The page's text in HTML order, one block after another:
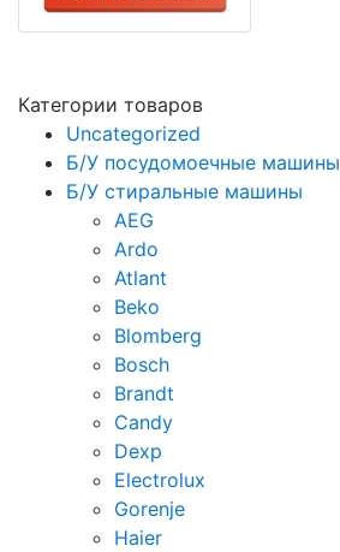
Категории товаров
Uncategorized
Б/У посудомоечные машины
Б/У стиральные машины
AEG
Ardo
Atlant
Beko
Blomberg
Bosch
Brandt
Candy
Dexp
Electrolux
Gorenje
Haier